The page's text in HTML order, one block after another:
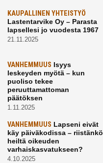
KAUPALLINEN YHTEISTYÖ
Lastentarvike Oy – Parasta
lapsellesi jo vuodesta 1967
21.11.2025
VANHEMMUUS Isyys
leskeyden myötä – kun
puoliso tekee
peruuttamattoman
päätöksen
1.11.2025
VANHEMMUUS Lapseni eivät
käy päiväkodissa – riistänkö
heiltä oikeuden
varhaiskasvatukseen?
4.10.2025